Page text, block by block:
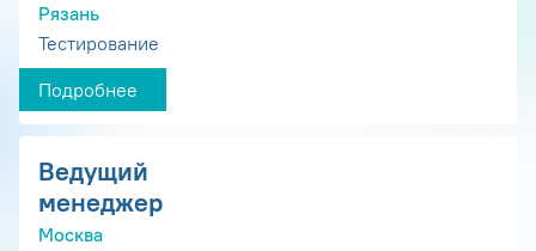
Рязань
Тестирование
Подробнее
Ведущий
менеджер
Москва